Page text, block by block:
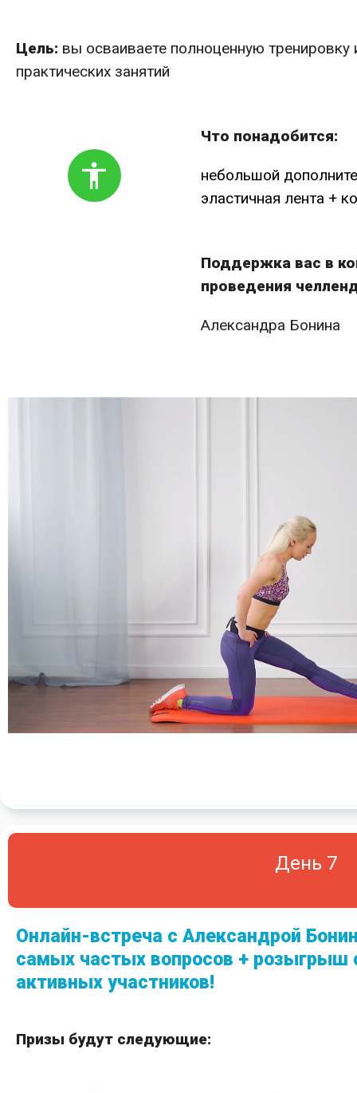
Цель: вы осваиваете полноценную тренировку
практических занятий
Что понадобится:
небольшой
эластичная лента +
Поддержка вас в
проведения
Александра Бонина
День 7
Онлайн-встреча с Александрой
самых частых вопросов + розыгрыш
активных участников!
Призы будут следующие: